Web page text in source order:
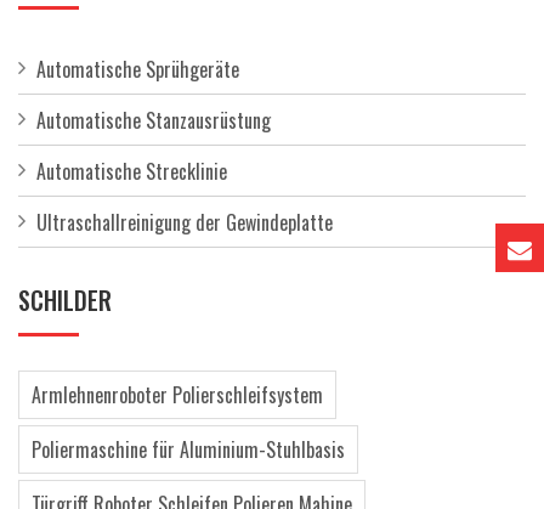
Automatische Sprühgeräte
Automatische Stanzausrüstung
Automatische Strecklinie
Ultraschallreinigung der Gewindeplatte
SCHILDER
Armlehnenroboter Polierschleifsystem
Poliermaschine für Aluminium-Stuhlbasis